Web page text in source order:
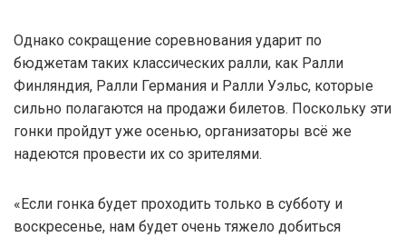
Однако сокращение соревнования ударит по
бюджетам таких классических ралли, как Ралли
Финляндия, Ралли Германия и Ралли Уэльс, которые
сильно полагаются на продажи билетов. Поскольку эти
гонки пройдут уже осенью, организаторы всё же
надеются провести их со зрителями.
«Если гонка будет проходить только в субботу и
воскресенье, нам будет очень тяжело добиться